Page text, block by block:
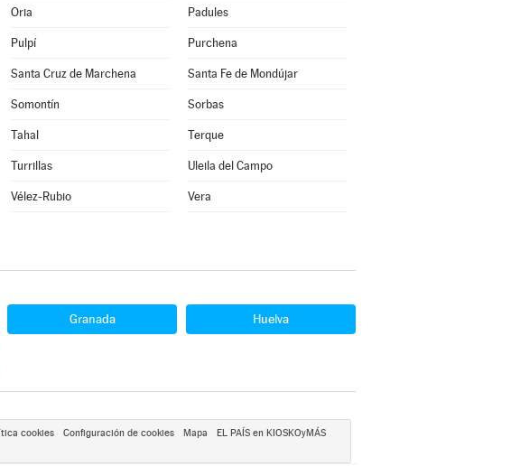
Oria Padules
Pulpí Purchena
Santa Cruz de Marchena Santa Fe de Mondújar
Somontín Sorbas
Tahal Terque
Turrillas Uleila del Campo
Vélez-Rubio Vera
Granada Huelva
cookies Configuración de cookies Mapa
EL PAÍS en KIOSKOyMÁS